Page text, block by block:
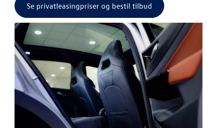
T-Roc
ID. Buzz
ID.7 og ID.7
Den nye
Garanti
Se privatleasingpriser og bestil tilbud